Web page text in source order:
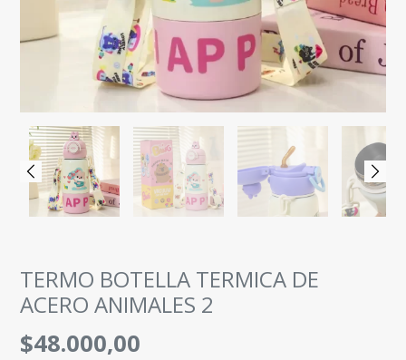
TERMO BOTELLA TERMICA DE
ACERO ANIMALES 2
$48.000,00